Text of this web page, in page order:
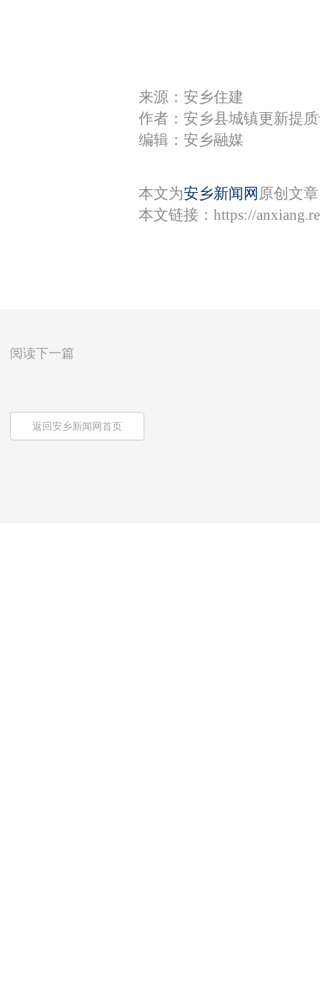
来源：安乡住建
作者：安乡县城镇更新提
编辑：安乡融媒
本文为安乡新闻网 原创文
本文链接： https://
阅读下一篇
返回安乡新闻网首页